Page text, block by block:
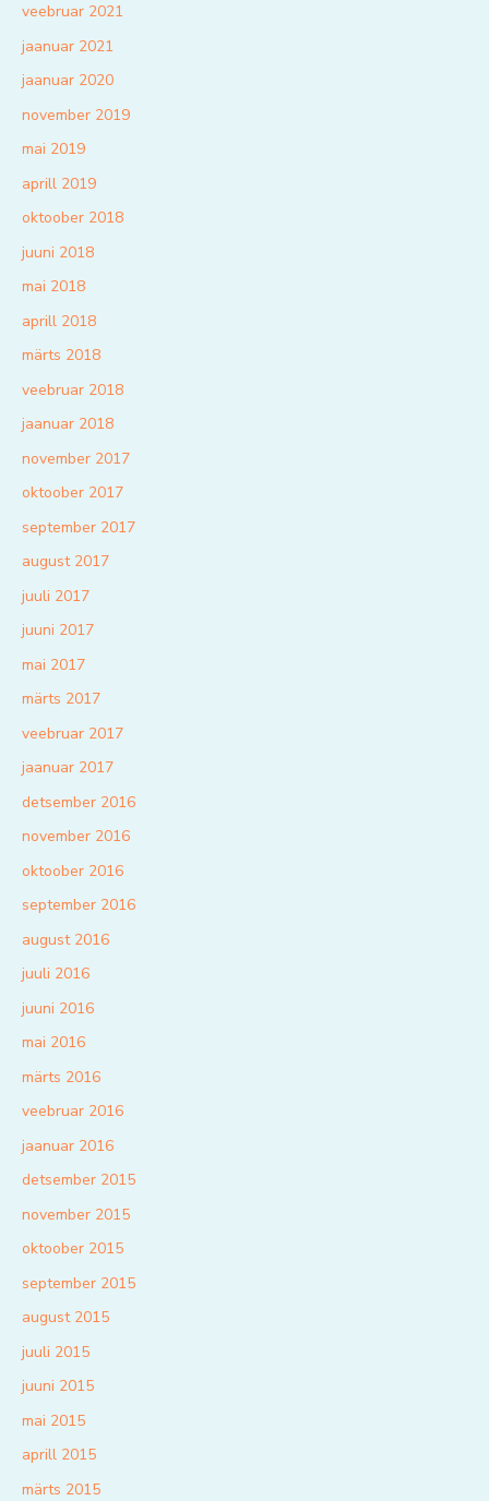
veebruar 2021
jaanuar 2021
jaanuar 2020
november 2019
mai 2019
aprill 2019
oktoober 2018
juuni 2018
mai 2018
aprill 2018
märts 2018
veebruar 2018
jaanuar 2018
november 2017
oktoober 2017
september 2017
august 2017
juuli 2017
juuni 2017
mai 2017
märts 2017
veebruar 2017
jaanuar 2017
detsember 2016
november 2016
oktoober 2016
september 2016
august 2016
juuli 2016
juuni 2016
mai 2016
märts 2016
veebruar 2016
jaanuar 2016
detsember 2015
november 2015
oktoober 2015
september 2015
august 2015
juuli 2015
juuni 2015
mai 2015
aprill 2015
märts 2015